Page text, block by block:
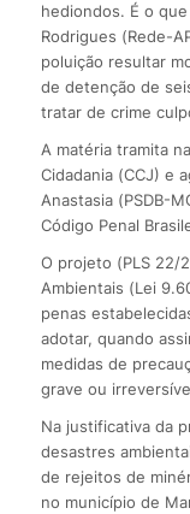
hediondos. É o
Rodrigues (Rede-
poluição resultar
de detenção de
tratar de crime
A matéria tramita
Cidadania (CCJ) e
Anastasia (PSDB-
Código Penal
O projeto (PLS 22/
Ambientais (Lei
penas
adotar, quando
medidas de
grave ou
Na justificativa da
desastres
de rejeitos de
no município de